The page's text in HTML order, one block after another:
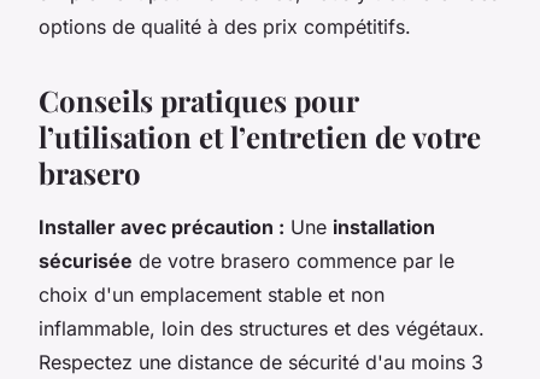
options de qualité à des prix compétitifs.
Conseils pratiques pour
l’utilisation et l’entretien de votre
brasero
Installer avec précaution : Une installation
sécurisée de votre brasero commence par le
choix d'un emplacement stable et non
inflammable, loin des structures et des végétaux.
Respectez une distance de sécurité d'au moins 3